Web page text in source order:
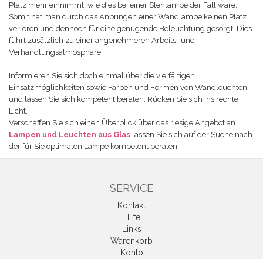
Platz mehr einnimmt, wie dies bei einer Stehlampe der Fall wäre.
Somit hat man durch das Anbringen einer Wandlampe keinen Platz
verloren und dennoch für eine genügende Beleuchtung gesorgt. Dies
führt zusätzlich zu einer angenehmeren Arbeits- und
Verhandlungsatmosphäre.
Informieren Sie sich doch einmal über die vielfältigen
Einsatzmöglichkeiten sowie Farben und Formen von Wandleuchten
und lassen Sie sich kompetent beraten. Rücken Sie sich ins rechte
Licht.
Verschaffen Sie sich einen Überblick über das riesige Angebot an
Lampen und Leuchten aus Glas lassen Sie sich auf der Suche nach
der für Sie optimalen Lampe kompetent beraten.
SERVICE
Kontakt
Hilfe
Links
Warenkorb
Konto